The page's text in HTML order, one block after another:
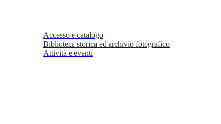
Accesso e catalogo
Biblioteca storica ed archivio fotografico
Attività e eventi